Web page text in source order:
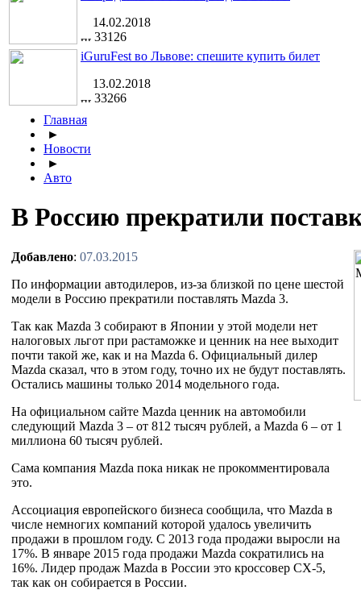
14.02.2018
33126
iGuruFest во Львове: спешите купить билет
13.02.2018
33266
Главная
►
Новости
►
Авто
В Россию прекратили
Добавлено: 07.03.2015
По информации автодилеров, из-за близкой по цене шестой
модели в Россию прекратили поставлять Mazda 3.
Так как Mazda 3 собирают в Японии у этой модели нет
налоговых льгот при растаможке и ценник на нее выходит
почти такой же, как и на Mazda 6. Официальный дилер
Mazda сказал, что в этом году, точно их не будут поставлять.
Остались машины только 2014 модельного года.
На официальном сайте Mazda ценник на автомобили
следующий Mazda 3 – от 812 тысяч рублей, а Mazda 6 – от 1
миллиона 60 тысяч рублей.
Сама компания Mazda пока никак не прокомментировала
это.
Ассоциация европейского бизнеса сообщила, что Mazda в
числе немногих компаний которой удалось увеличить
продажи в прошлом году. С 2013 года продажи выросли на
17%. В январе 2015 года продажи Mazda сократились на
16%. Лидер продаж Mazda в России это кроссовер CX-5,
так как он собирается в России.